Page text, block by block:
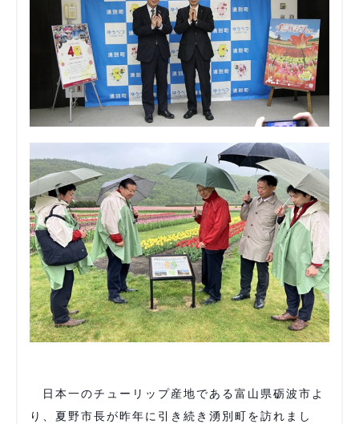
日本一のチューリップ産地である富山県砺波市よ
り、夏野市長が昨年に引き続き湧別町を訪れまし